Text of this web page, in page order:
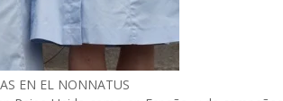
EN EL NONNATUS